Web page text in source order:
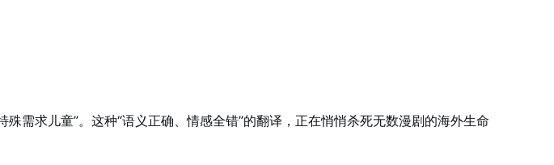
需求儿童”。这种“语义正确、情感全错”的翻译，正在悄悄杀死无数漫剧的海外生命